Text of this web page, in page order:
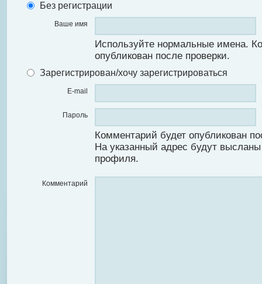
Без регистрации
Ваше имя
Используйте нормальные имена.
опубликован после проверки.
Зарегистрирован/хочу зарегистрироваться
E-mail
Пароль
Комментарий будет опубликован
На указанный адрес будут
профиля.
Комментарий